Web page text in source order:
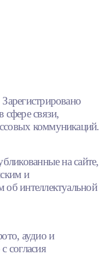
связи,
коммуникаций.
на сайте,
и
интеллектуальной
аудио и
согласия